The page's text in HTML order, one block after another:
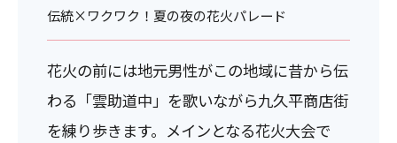
伝統×ワクワク！夏の夜の花火パレード
花火の前には地元男性がこの地域に昔から伝
わる「雲助道中」を歌いながら九久平商店街
を練り歩きます。メインとなる花火大会で